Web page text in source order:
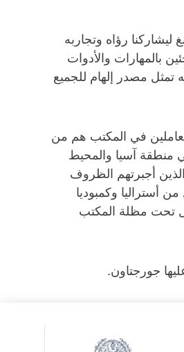
رؤاه وتجاربه
بالمهارات والأدوات
تمثل مصدر إلهام للجميع
في المكتب هم من
منطقة آسيا والمحيط
الذين أجبرتهم الظروف
أستراليا وكمبوديا
النشاط العالمي للمكتب 51 بلداً عبر 10 مكاتب إقليمية تعمل تحت مظلة المكتب
جورجتاون.